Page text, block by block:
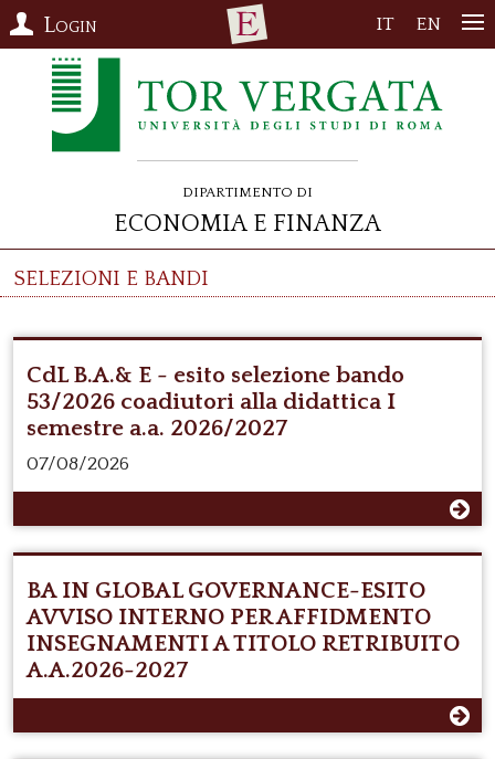
IT EN
Login
Dipartimento di
Economia e Finanza
SELEZIONI E BANDI
CdL B.A.& E - esito selezione bando
53/2026 coadiutori alla didattica I
semestre a.a. 2026/2027
07/08/2026
BA IN GLOBAL GOVERNANCE-ESITO
AVVISO INTERNO PER AFFIDMENTO
INSEGNAMENTI A TITOLO RETRIBUITO
A.A.2026-2027